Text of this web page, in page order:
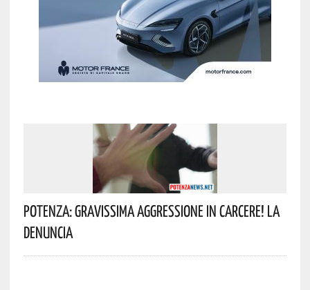
Potenza: Gravissima Aggressione In Carcere! La
Denuncia